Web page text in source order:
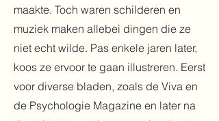
maakte. Toch waren schilderen en
muziek maken allebei dingen die ze
niet echt wilde. Pas enkele jaren later,
koos ze ervoor te gaan illustreren. Eerst
voor diverse bladen, zoals de Viva en
de Psychologie Magazine en later na